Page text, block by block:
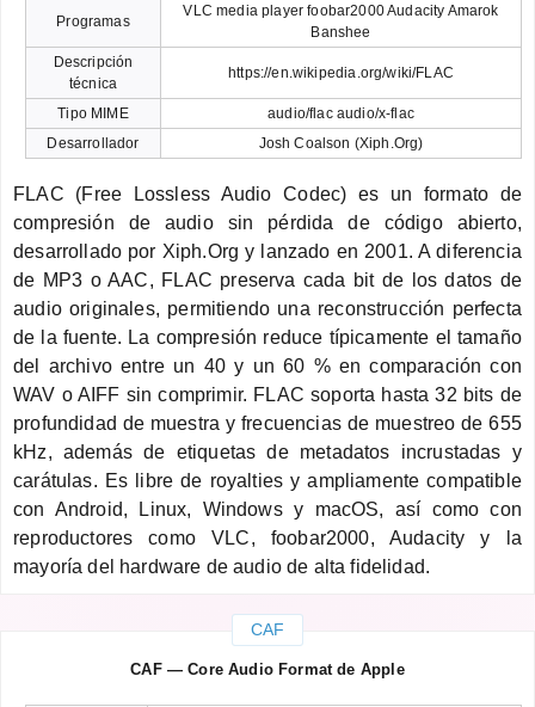
Programas
VLC media player foobar2000 Audacity Amarok
Banshee
Descripción
técnica
https://en.wikipedia.org/wiki/FLAC
Tipo MIME
audio/flac audio/x-flac
Desarrollador
Josh Coalson (Xiph.Org)
FLAC (Free Lossless Audio Codec) es un formato de
compresión de audio sin pérdida de código abierto,
desarrollado por Xiph.Org y lanzado en 2001. A diferencia
de MP3 o AAC, FLAC preserva cada bit de los datos de
audio originales, permitiendo una reconstrucción perfecta
de la fuente. La compresión reduce típicamente el tamaño
del archivo entre un 40 y un 60 % en comparación con
WAV o AIFF sin comprimir. FLAC soporta hasta 32 bits de
profundidad de muestra y frecuencias de muestreo de 655
kHz, además de etiquetas de metadatos incrustadas y
carátulas. Es libre de royalties y ampliamente compatible
con Android, Linux, Windows y macOS, así como con
reproductores como VLC, foobar2000, Audacity y la
mayoría del hardware de audio de alta fidelidad.
CAF
CAF — Core Audio Format de Apple